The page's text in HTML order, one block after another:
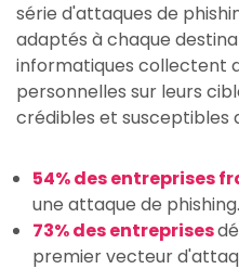
série d'attaques de
adaptés à chaque
informatiques collectent
personnelles sur leurs
crédibles et susceptibles
54% des entreprises
une attaque de phishing.
73% des entreprises
premier vecteur